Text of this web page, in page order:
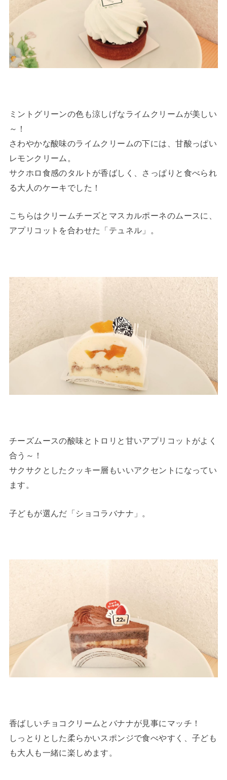
ミントグリーンの色も涼しげなライムクリームが美しい
～！
さわやかな酸味のライムクリームの下には、甘酸っぱい
レモンクリーム。
サクホロ食感のタルトが香ばしく、さっぱりと食べられ
る大人のケーキでした！
こちらはクリームチーズとマスカルポーネのムースに、
アプリコットを合わせた「テュネル」。
チーズムースの酸味とトロリと甘いアプリコットがよく
合う～！
サクサクとしたクッキー層もいいアクセントになってい
ます。
子どもが選んだ「ショコラバナナ」。
香ばしいチョコクリームとバナナが見事にマッチ！
しっとりとした柔らかいスポンジで食べやすく、子ども
も大人も一緒に楽しめます。